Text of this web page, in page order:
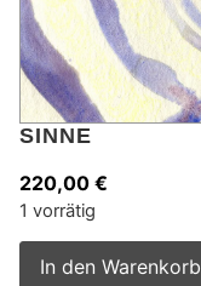
SINNE
220,00 €
1 vorrätig
In den Warenkorb